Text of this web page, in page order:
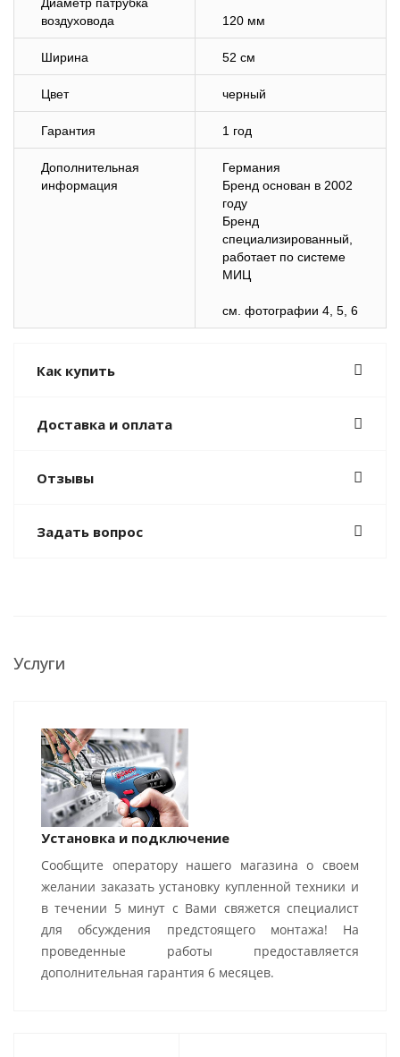
воздуховода
120 мм
Ширина 52 см
Цвет черный
Гарантия 1 год
Дополнительная
информация
Германия
Бренд основан в 2002
году
Бренд
специализированный,
работает по системе
МИЦ
см. фотографии 4, 5, 6
Как купить
Доставка и оплата
Отзывы
Задать вопрос
Услуги
Установка и подключение
Сообщите оператору нашего магазина о своем
желании заказать установку купленной техники и
в течении 5 минут с Вами свяжется специалист
для обсуждения предстоящего монтажа! На
проведенные работы предоставляется
дополнительная гарантия 6 месяцев.